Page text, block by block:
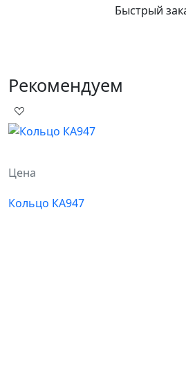
Быстрый
Рекомендуем
Цена
Кольцо КА947